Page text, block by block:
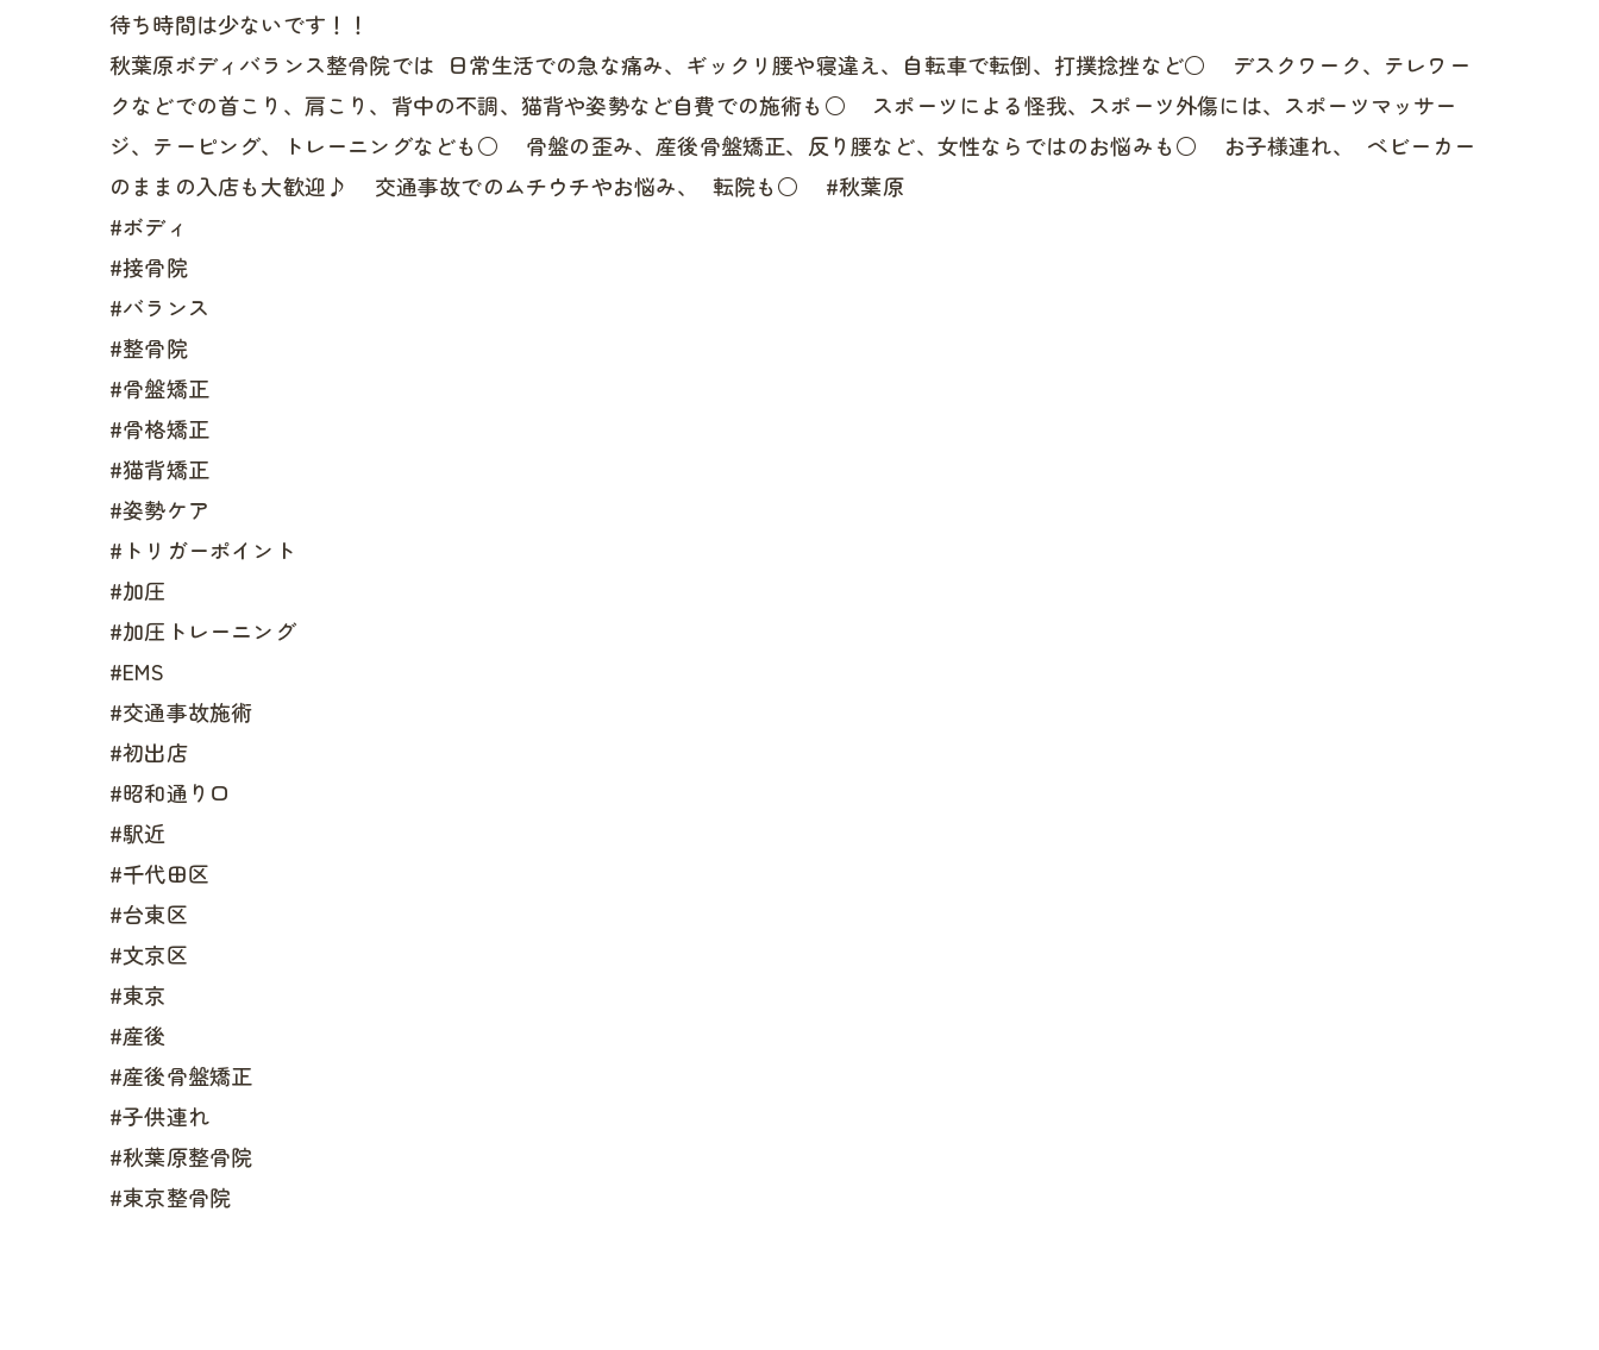
待ち時間は少ないです！！
秋葉原ボディバランス整骨院では 日常生活での急な痛み、ギックリ腰や寝違え、自転車で転倒、打撲捻挫など○ デスクワーク、テレワー
クなどでの首こり、肩こり、背中の不調、猫背や姿勢など自費での施術も○ スポーツによる怪我、スポーツ外傷には、スポーツマッサー
ジ、テーピング、トレーニングなども○ 骨盤の歪み、産後骨盤矯正、反り腰など、女性ならではのお悩みも○ お子様連れ、 ベビーカー
のままの入店も大歓迎♪ 交通事故でのムチウチやお悩み、 転院も○ #秋葉原
#ボディ
#接骨院
#バランス
#整骨院
#骨盤矯正
#骨格矯正
#猫背矯正
#姿勢ケア
#トリガーポイント
#加圧
#加圧トレーニング
#EMS
#交通事故施術
#初出店
#昭和通り口
#駅近
#千代田区
#台東区
#文京区
#東京
#産後
#産後骨盤矯正
#子供連れ
#秋葉原整骨院
#東京整骨院